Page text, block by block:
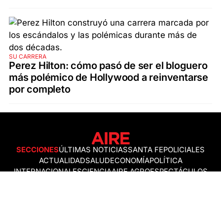
SU CARRERA
Perez Hilton: cómo pasó de ser el bloguero
más polémico de Hollywood a reinventarse
por completo
SECCIONESÚLTIMAS NOTICIASSANTA FEPOLICIALES
ACTUALIDADSALUDECONOMÍAPOLÍTICA
INTERNACIONALESCIENCIAAIRE AGROESPECTÁCULOS